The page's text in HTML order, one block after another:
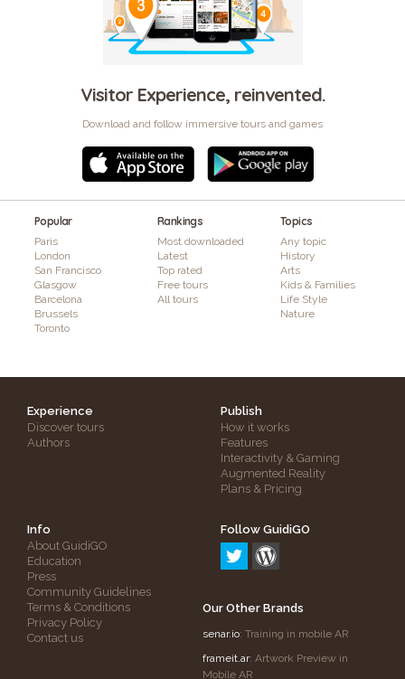
Visitor Experience, reinvented.
Download and follow immersive tours and games
Popular
Paris
London
San Francisco
Glasgow
Barcelona
Brussels
Toronto
Rankings
Most downloaded
Latest
Top rated
Free tours
All tours
Topics
Any topic
History
Arts
Kids & Families
Life Style
Nature
Experience
Discover tours
Authors
Publish
How it works
Features
Interactivity & Gaming
Augmented Reality
Plans & Pricing
Info
About GuidiGO
Education
Press
Community Guidelines
Terms & Conditions
Privacy Policy
Contact us
Follow GuidiGO
Our Other Brands
senar.io: Training in mobile AR
frameit.ar: Artwork Preview in
Mobile AR